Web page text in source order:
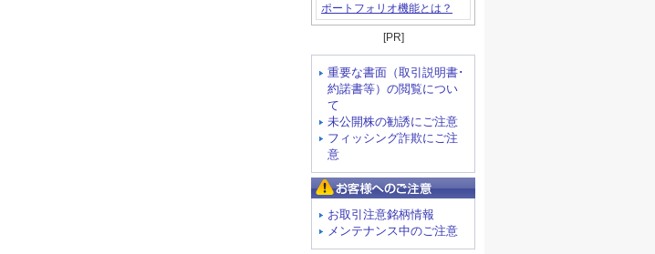
ポートフォリオ機能とは？
[PR]
重要な書面（取引説明書･
約諾書等）の閲覧につい
て
未公開株の勧誘にご注意
フィッシング詐欺にご注
意
お取引注意銘柄情報
メンテナンス中のご注意